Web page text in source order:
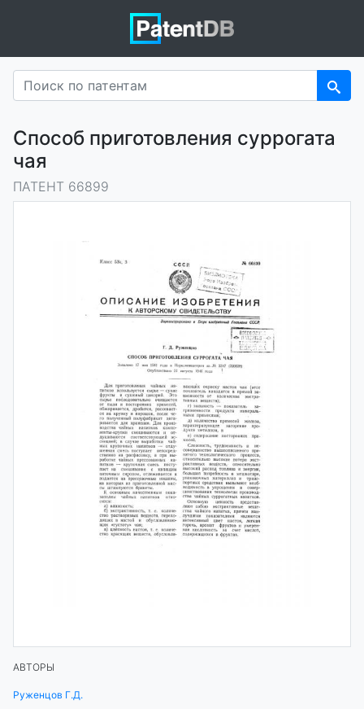
Способ приготовления суррогата
чая
ПАТЕНТ 66899
АВТОРЫ
Руженцов Г.Д.